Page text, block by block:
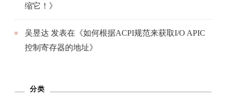
缩它！ 》
吴昱达 发表在《如何根据ACPI规范来获取I/O APIC
控制寄存器的地址》
分类